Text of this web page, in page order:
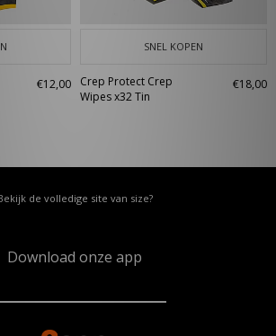
€12,00
SNEL KOPEN
Crep Protect Crep
Wipes x32 Tin
€18,00
de volledige site van size?
Download onze app